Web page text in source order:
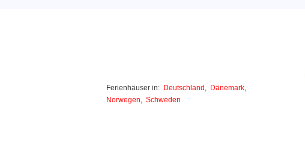
Ferienhäuser in: Deutschland , Dänemark,
Norwegen, Schweden